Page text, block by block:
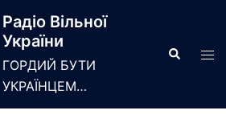
Радіо Вільної
України
ГОРДИЙ БУТИ
УКРАЇНЦЕМ…
Search